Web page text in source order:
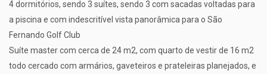
4 dormitórios, sendo 3 suítes, sendo 3 com sacadas voltadas para
a piscina e com indescritível vista panorâmica para o São
Fernando Golf Club
Suíte master com cerca de 24 m2, com quarto de vestir de 16 m2
todo cercado com armários, gaveteiros e prateleiras planejados, e